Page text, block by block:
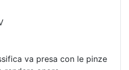
va presa con le pinze